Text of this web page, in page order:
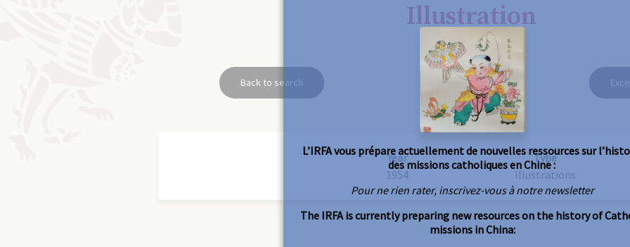
Illustration
Back to search
Year
1954
Type
Illustrations
L’IRFA vous prépare actuellement de nouvelles ressources sur
des missions catholiques en Chine :
Pour ne rien rater, inscrivez-vous à notre newsletter
The IRFA is currently preparing new resources on the history of
missions in China: